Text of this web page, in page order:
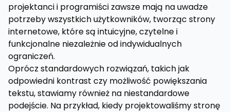
projektanci i programiści zawsze mają na uwadze
potrzeby wszystkich użytkowników, tworząc strony
internetowe, które są intuicyjne, czytelne i
funkcjonalne niezależnie od indywidualnych
ograniczeń.
Oprócz standardowych rozwiązań, takich jak
odpowiedni kontrast czy możliwość powiększania
tekstu, stawiamy również na niestandardowe
podejście. Na przykład, kiedy projektowaliśmy stronę